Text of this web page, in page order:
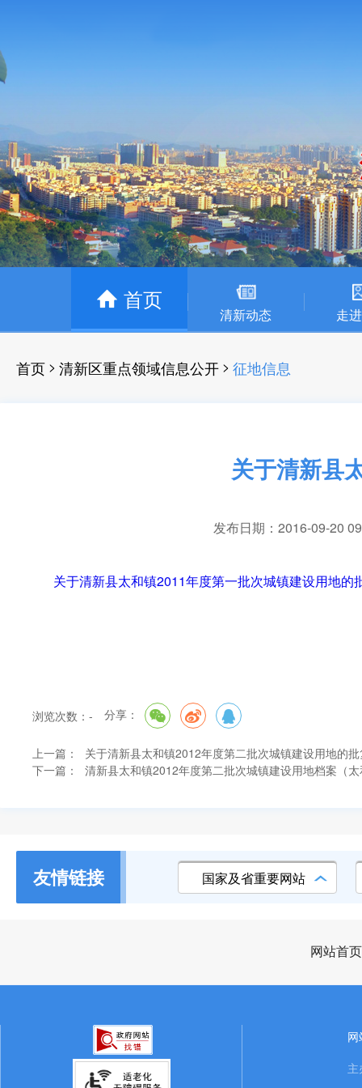
首页
清新动态 走
首页 > 清新区重点领域信息公开 > 征地信息
关于清新县
发布日期：2016-09-20
关于清新县太和镇2011年度第一批次城镇建设用地的
浏览次数： - 分享：
上一篇：
关于清新县太和镇2012年度第二批次城镇建设用地的
下一篇：
清新县太和镇2012年度第二批次城镇建设用地档案（
友情链接 国家及省重要网站
网站首页